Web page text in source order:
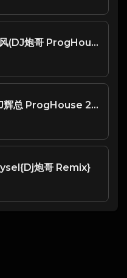
钟镇涛 让一切随风(DJ炮哥 ProgHouse Mix)
杨坤 - 无所谓 (DJ辉总 ProgHouse 2022)
炮哥 Remix}